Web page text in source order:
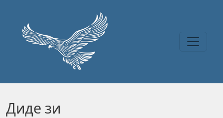
Диде зи